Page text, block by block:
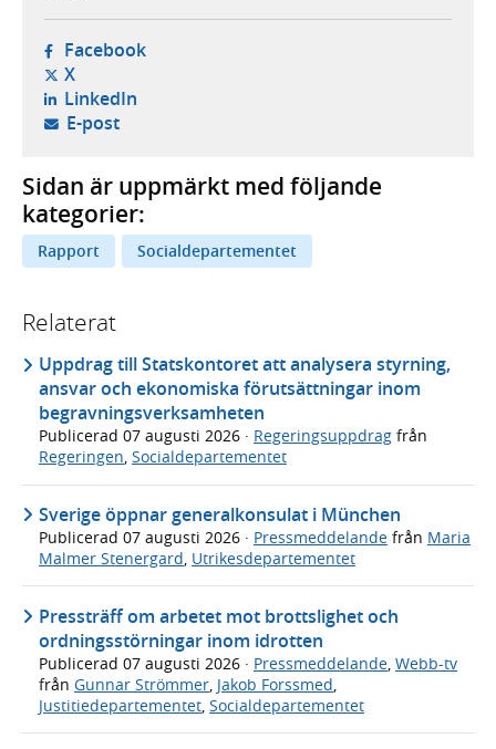
Facebook- öppnas i ny flik, extern webbplats,
X- öppnas i ny flik, extern webbplats,
LinkedIn- öppnas i ny flik, extern webbplats,
E-post- öppnar din e-postklient,
Sidan är uppmärkt med följande
kategorier:
Rapport Socialdepartementet
Relaterat
Uppdrag till Statskontoret att analysera styrning,
ansvar och ekonomiska förutsättningar inom
begravningsverksamheten
Publicerad 07 augusti 2026 · Regeringsuppdrag från
Regeringen, Socialdepartementet
Sverige öppnar generalkonsulat i München
Publicerad 07 augusti 2026 · Pressmeddelande från Maria
Malmer Stenergard, Utrikesdepartementet
Pressträff om arbetet mot brottslighet och
ordningsstörningar inom idrotten
Publicerad 07 augusti 2026 · Pressmeddelande Webb-tv
från Gunnar Strömmer Jakob Forssmed
Justitiedepartementet Socialdepartementet